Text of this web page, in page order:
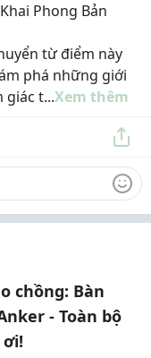
Phong Bản
từ điểm này
phá những giới
giác t...Xem thêm
chồng: Bàn
- Toàn bộ